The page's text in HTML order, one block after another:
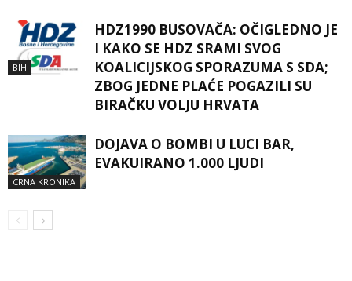
BIH
HDZ1990 BUSOVAČA: OČIGLEDNO JE
I KAKO SE HDZ SRAMI SVOG
KOALICIJSKOG SPORAZUMA S SDA;
ZBOG JEDNE PLAĆE POGAZILI SU
BIRAČKU VOLJU HRVATA
CRNA KRONIKA
DOJAVA O BOMBI U LUCI BAR,
EVAKUIRANO 1.000 LJUDI